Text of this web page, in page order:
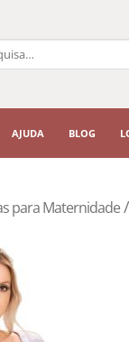
AJUDA BLOG
para Maternidade/